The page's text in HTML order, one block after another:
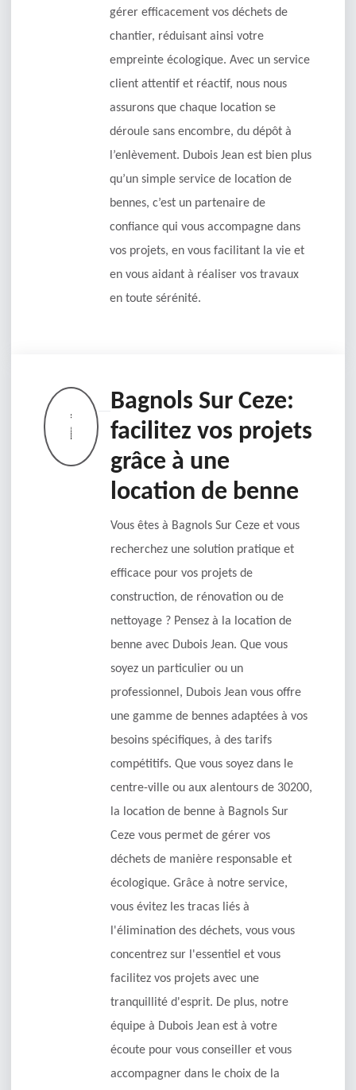
gérer efficacement vos déchets de
chantier, réduisant ainsi votre
empreinte écologique. Avec un service
client attentif et réactif, nous nous
assurons que chaque location se
déroule sans encombre, du dépôt à
l’enlèvement. Dubois Jean est bien plus
qu’un simple service de location de
bennes, c’est un partenaire de
confiance qui vous accompagne dans
vos projets, en vous facilitant la vie et
en vous aidant à réaliser vos travaux
en toute sérénité.
Bagnols Sur Ceze:
facilitez vos projets
grâce à une
location de benne
Vous êtes à Bagnols Sur Ceze et vous
recherchez une solution pratique et
efficace pour vos projets de
construction, de rénovation ou de
nettoyage ? Pensez à la location de
benne avec Dubois Jean. Que vous
soyez un particulier ou un
professionnel, Dubois Jean vous offre
une gamme de bennes adaptées à vos
besoins spécifiques, à des tarifs
compétitifs. Que vous soyez dans le
centre-ville ou aux alentours de 30200,
la location de benne à Bagnols Sur
Ceze vous permet de gérer vos
déchets de manière responsable et
écologique. Grâce à notre service,
vous évitez les tracas liés à
l'élimination des déchets, vous vous
concentrez sur l'essentiel et vous
facilitez vos projets avec une
tranquillité d'esprit. De plus, notre
équipe à Dubois Jean est à votre
écoute pour vous conseiller et vous
accompagner dans le choix de la